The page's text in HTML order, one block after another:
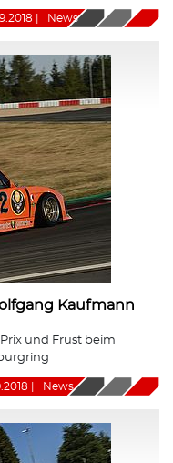
News
Kaufmann
und Frust beim
News